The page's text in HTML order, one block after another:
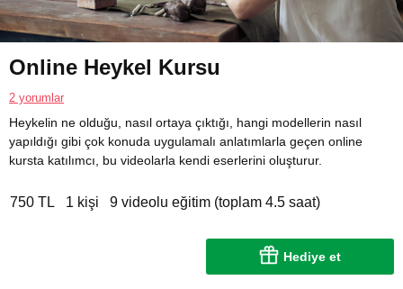
Online Heykel Kursu
2 yorumlar
Heykelin ne olduğu, nasıl ortaya çıktığı, hangi modellerin nasıl
yapıldığı gibi çok konuda uygulamalı anlatımlarla geçen online
kursta katılımcı, bu videolarla kendi eserlerini oluşturur.
750 TL 1 kişi 9 videolu eğitim (toplam 4.5 saat)
Hediye et